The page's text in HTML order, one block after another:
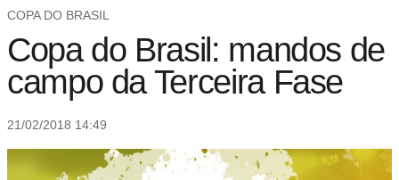
COPA DO BRASIL
Copa do Brasil: mandos de
campo da Terceira Fase
21/02/2018 14:49